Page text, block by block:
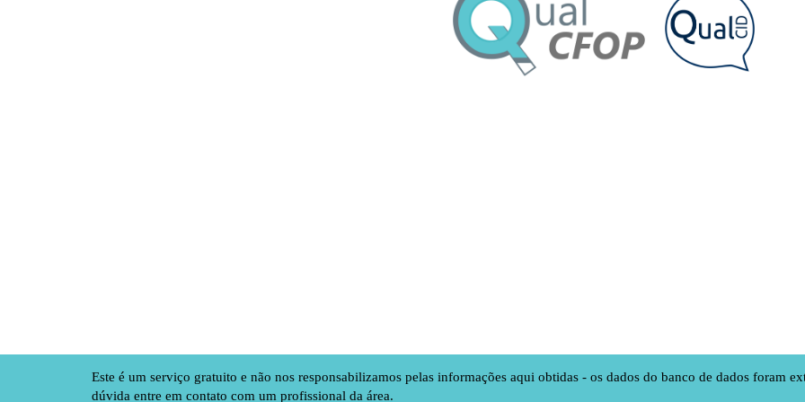
Este é um serviço gratuito e não nos responsabilizamos pelas informações aqui obtidas - os dados do banco de dados foram
dúvida entre em contato com um profissional da área.